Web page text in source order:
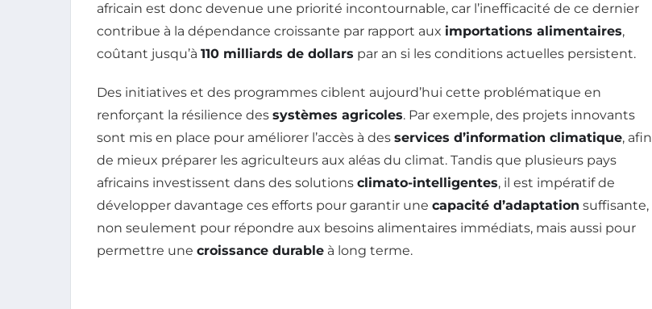
africain est donc devenue une priorité incontournable, car l’inefficacité de ce dernier
contribue à la dépendance croissante par rapport aux importations alimentaires,
coûtant jusqu’à 110 milliards de dollars par an si les conditions actuelles persistent.
Des initiatives et des programmes ciblent aujourd’hui cette problématique en
renforçant la résilience des systèmes agricoles. Par exemple, des projets innovants
sont mis en place pour améliorer l’accès à des services d’information climatique, afin
de mieux préparer les agriculteurs aux aléas du climat. Tandis que plusieurs pays
africains investissent dans des solutions climato-intelligentes, il est impératif de
développer davantage ces efforts pour garantir une capacité d’adaptation suffisante,
non seulement pour répondre aux besoins alimentaires immédiats, mais aussi pour
permettre une croissance durable à long terme.